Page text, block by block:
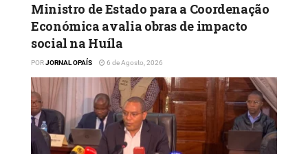
Ministro de Estado para a Coordenação
Económica avalia obras de impacto
social na Huíla
PORJORNAL OPAÍS 6 de Agosto, 2026